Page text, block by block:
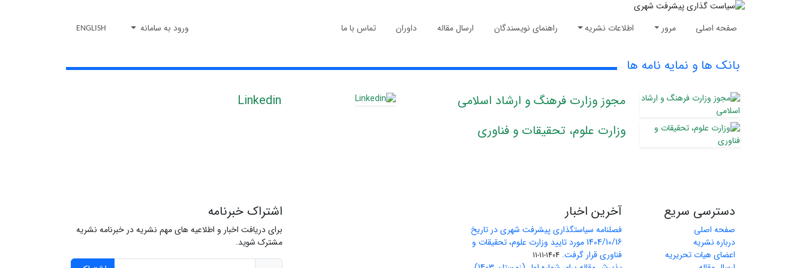
صفحه اصلی مرور اطلاعات نشریه راهنمای نویسندگان ارسال مقاله داوران تماس با ما ورود به سامانه ENGLISH
بانک ها و نمایه نامه ها
مجوز وزارت فرهنگ و ارشاد اسلامی
Linkedin
وزارت علوم، تحقیقات و فناوری
دسترسی سریع
صفحه اصلی
درباره نشریه
اعضای هیات تحریریه
آخرین اخبار
فصلنامه سیاستگذاری پیشرفت شهری در تاریخ
1404/10/16 مورد تایید وزارت علوم، تحقیقات و
فناوری قرار گرفت. 1404-11-11
اشتراک خبرنامه
برای دریافت اخبار و اطلاعیه های مهم نشریه در خبرنامه نشریه
مشترک شوید.